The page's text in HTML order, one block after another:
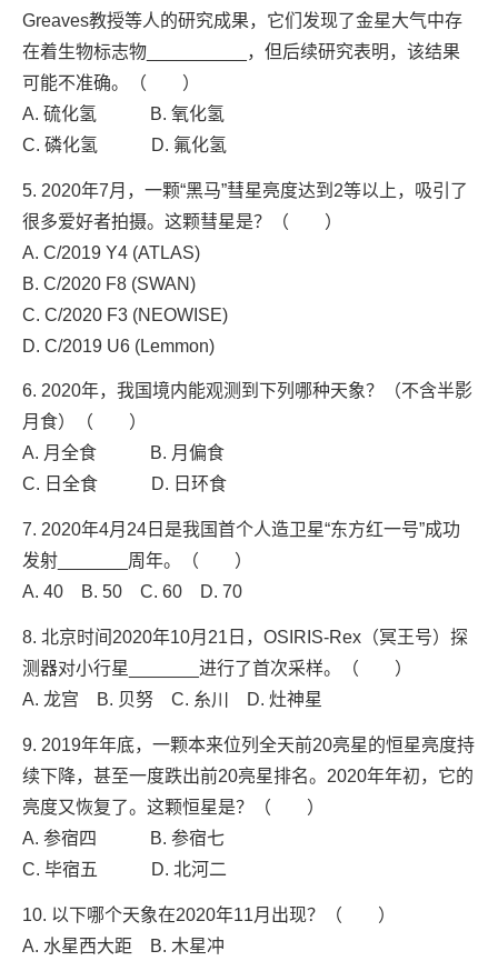
Greaves教授等人的研究成果，它们发现了金星大气中存
在着生物标志物__________，但后续研究表明，该结果
可能不准确。（ ）
A. 硫化氢 B. 氧化氢
C. 磷化氢 D. 氟化氢
5. 2020年7月，一颗“黑马”彗星亮度达到2等以上，吸引了
很多爱好者拍摄。这颗彗星是？（ ）
A. C/2019 Y4 (ATLAS)
B. C/2020 F8 (SWAN)
C. C/2020 F3 (NEOWISE)
D. C/2019 U6 (Lemmon)
6. 2020年，我国境内能观测到下列哪种天象？（不含半影
月食）（ ）
A. 月全食 B. 月偏食
C. 日全食 D. 日环食
7. 2020年4月24日是我国首个人造卫星“东方红一号”成功
发射_______周年。（ ）
A. 40 B. 50 C. 60 D. 70
8. 北京时间2020年10月21日，OSIRIS-Rex（冥王号）探
测器对小行星_______进行了首次采样。（ ）
A. 龙宫 B. 贝努 C. 糸川 D. 灶神星
9. 2019年年底，一颗本来位列全天前20亮星的恒星亮度持
续下降，甚至一度跌出前20亮星排名。2020年年初，它的
亮度又恢复了。这颗恒星是？（ ）
A. 参宿四 B. 参宿七
C. 毕宿五 D. 北河二
10. 以下哪个天象在2020年11月出现？（ ）
A. 水星西大距 B. 木星冲